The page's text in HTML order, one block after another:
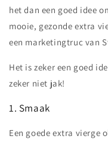
het dan een goed idee
mooie, gezonde extra
een marketingtruc van
Het is zeker een goed
zeker niet jak!
1. Smaak
Een goede extra vierge